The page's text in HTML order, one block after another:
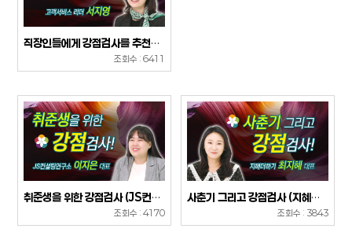
직장인들에게 강점검사를 추천합니다! (고...
조회수 : 6411
취준생을 위한 강점검사 (JS컨설팅연구소...
조회수 : 4170
사춘기 그리고 강점검사 (지혜더하기 최지...
조회수 : 3843